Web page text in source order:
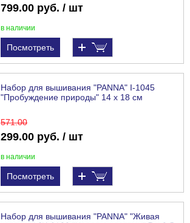
799.00 руб. / шт
в наличии
Посмотреть
Набор для вышивания "PANNA" I-1045
"Пробуждение природы" 14 х 18 см
571.00
299.00 руб. / шт
в наличии
Посмотреть
Набор для вышивания "PANNA" "Живая